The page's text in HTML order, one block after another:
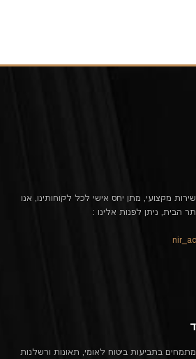
מקצועי, מתן יחס אישי לכל לקוחותינו, אנו
הבית, ניתן לפנות אלינו :
בתביעות ביטוח לאומי, תאונות ורשלנות